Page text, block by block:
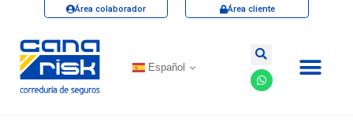
Área colaborador Área cliente
Español